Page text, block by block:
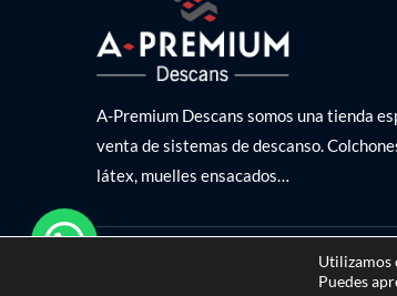
A-Premium Descans somos una tienda
venta de sistemas de descanso.
látex, muelles ensacados…
Copyright © 2021 – A-Premium descansUtilizamos
Puedes